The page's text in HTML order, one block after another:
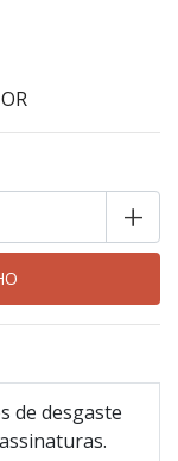
+
de desgaste